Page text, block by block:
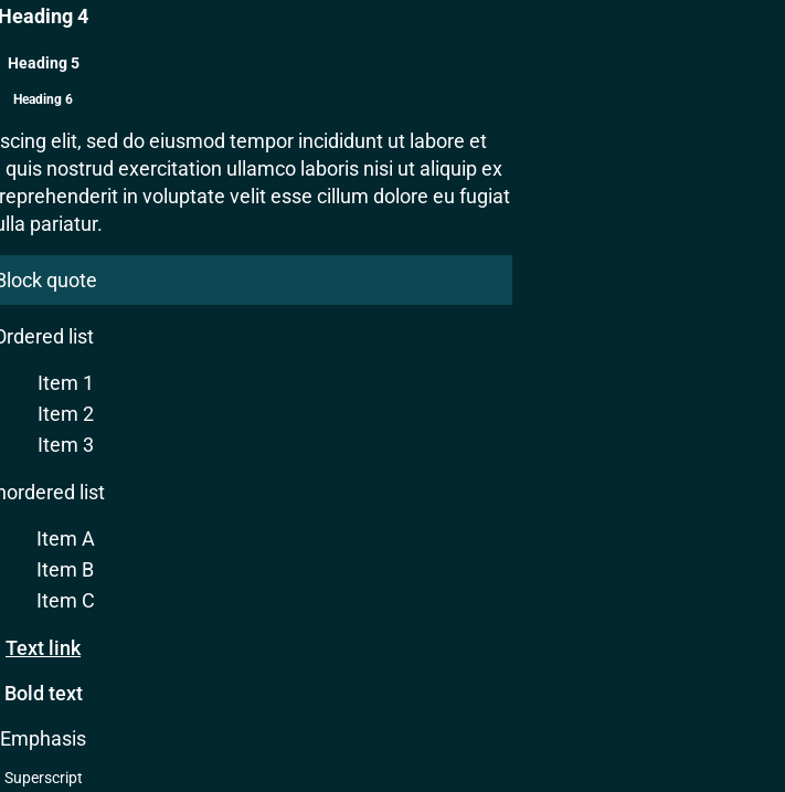
Heading 4
Heading 5
Heading 6
elit, sed do eiusmod tempor incididunt ut labore et
nostrud exercitation ullamco laboris nisi ut aliquip ex
in voluptate velit esse cillum dolore eu fugiat
pariatur.
quote
list
Item 1
Item 2
Item 3
list
Item A
Item B
Item C
Text link
Bold text
Emphasis
Superscript